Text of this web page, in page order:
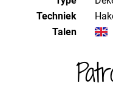
Techniek
Talen